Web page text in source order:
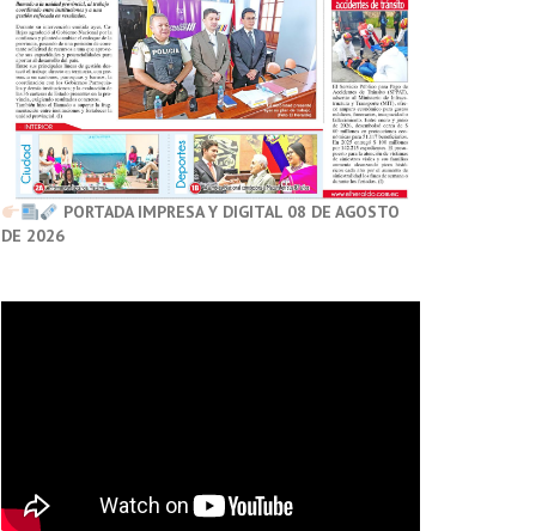
PORTADA IMPRESA Y DIGITAL 08 DE AGOSTO
DE 2026